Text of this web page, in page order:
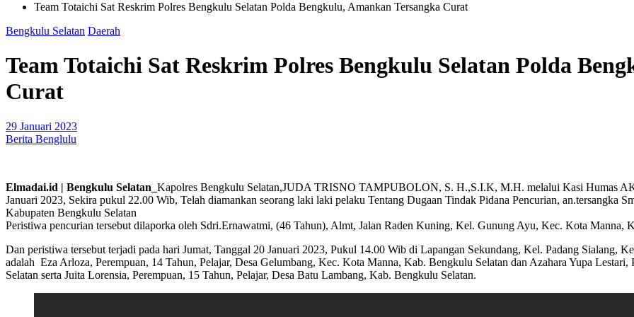
Team Totaichi Sat Reskrim Polres Bengkulu Selatan Polda Bengkulu, Amankan Tersangka Curat
Bengkulu Selatan Daerah
Team Totaichi Sat Reskrim Polres Bengkulu Selatan Polda
Curat
29 Januari 2023
Berita Benglulu
Elmadai.id | Bengkulu Selatan_ Kapolres Bengkulu Selatan,JUDA TRISNO TAMPUBOLON, S. H.,S.I.K, M.H. melalui Kasi Humas
Januari 2023, Sekira pukul 22.00 Wib, Telah diamankan seorang laki laki pelaku Tentang Dugaan Tindak Pidana Pencurian,
Kabupaten Bengkulu Selatan
Peristiwa pencurian tersebut dilaporka oleh Sdri.Ernawatmi, (46 Tahun), Almt, Jalan Raden Kuning, Kel. Gunung Ayu, Kec. Kota Manna,
Dan peristiwa tersebut terjadi pada hari Jumat, Tanggal 20 Januari 2023, Pukul 14.00 Wib di Lapangan Sekundang, Kel. Padang Sialang,
adalah Eza Arloza, Perempuan, 14 Tahun, Pelajar, Desa Gelumbang, Kec. Kota Manna, Kab. Bengkulu Selatan dan Azahara Yupa
Selatan serta Juita Lorensia, Perempuan, 15 Tahun, Pelajar, Desa Batu Lambang, Kab. Bengkulu Selatan.